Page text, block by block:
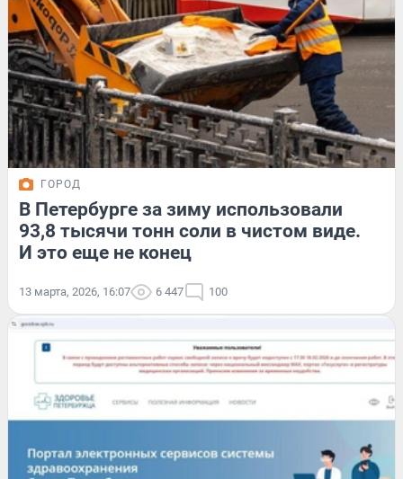
ГОРОД
В Петербурге за зиму использовали
93,8 тысячи тонн соли в чистом виде.
И это еще не конец
13 марта, 2026, 16:07 6 447 100